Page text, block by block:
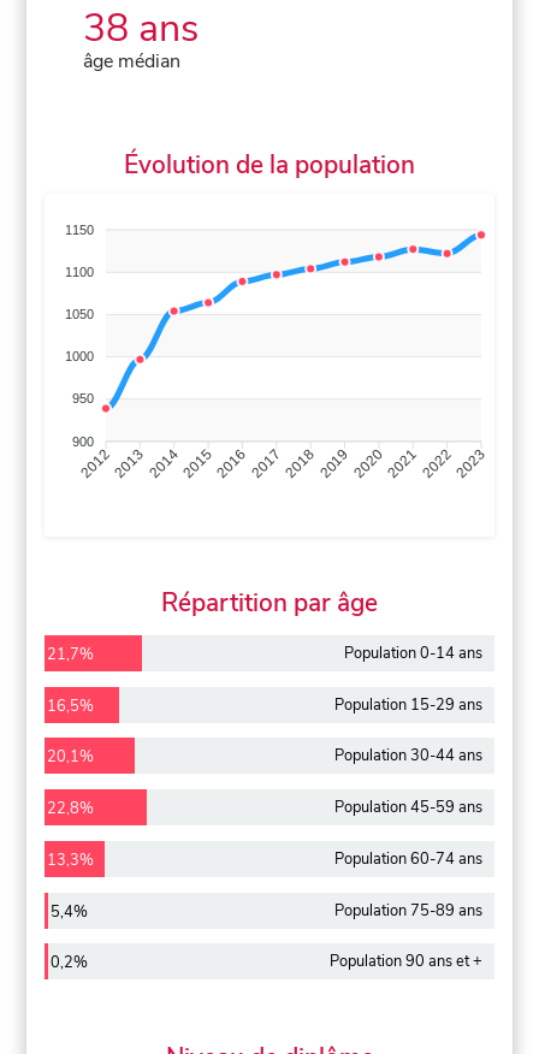
38 ans
âge médian
Évolution de la population
1150
1100
1050
1000
950
900
201220132014201520162017 20182019 2020202120222023
Répartition par âge
21,7% Population 0-14 ans
16,5% Population 15-29 ans
20,1% Population 30-44 ans
22,8% Population 45-59 ans
13,3% Population 60-74 ans
5,4% Population 75-89 ans
0,2% Population 90 ans et +